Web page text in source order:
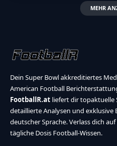
MEHR
Dein Super Bowl akkreditiertes
American Football
FootballR.at liefert dir topaktuelle
detaillierte Analysen und exklusive
deutscher Sprache. Verlass dich
tägliche Dosis Football-Wissen.